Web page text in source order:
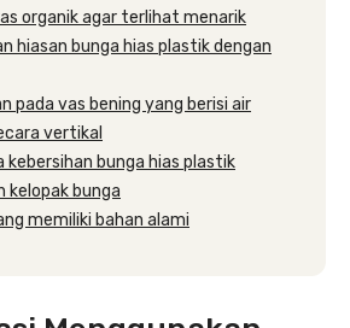
organik agar terlihat menarik
hiasan bunga hias plastik dengan
pada vas bening yang berisi air
vertikal
kebersihan bunga hias plastik
kelopak bunga
memiliki bahan alami